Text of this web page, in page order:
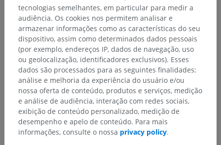
tecnologias semelhantes, em particular para medir a
audiência. Os cookies nos permitem analisar e
armazenar informações como as características do seu
dispositivo, assim como determinados dados pessoais
(por exemplo, endereços IP, dados de navegação, uso
ou geolocalização, identificadores exclusivos). Esses
dados são processados para as seguintes finalidades:
análise e melhoria da experiência do usuário e/ou
nossa oferta de conteúdo, produtos e serviços, medição
e análise de audiência, interação com redes sociais,
exibição de conteúdo personalizado, medição de
desempenho e apelo de conteúdo. Para mais
informações, consulte o nossa privacy policy.